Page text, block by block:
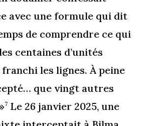
avec une formule qui dit
de comprendre ce qui
centaines d’unités
les lignes. À peine
que vingt autres
7 Le 26 janvier 2025, une